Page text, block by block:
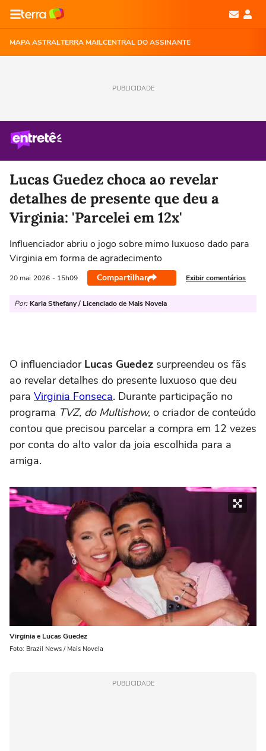
MAPA ASTRALTERRA MAILCENTRAL DO ASSINANTE
PUBLICIDADE
Lucas Guedez choca ao revelar
detalhes de presente que deu a
Virginia: 'Parcelei em 12x'
Influenciador abriu o jogo sobre mimo luxuoso dado para
Virginia em forma de agradecimento
20 mai 2026 - 15h09 Compartilhar Exibir comentários
Por: Karla Sthefany / Licenciado de Mais Novela
O influenciadorLucas Guedez surpreendeu os fãs
ao revelar detalhes do presente luxuoso que deu
para Virginia Fonseca. Durante participação no
programa TVZ, do Multishow, o criador de conteúdo
contou que precisou parcelar a compra em 12 vezes
por conta do alto valor da joia escolhida para a
amiga.
Virginia e Lucas Guedez
Foto: Brazil News / Mais Novela
PUBLICIDADE